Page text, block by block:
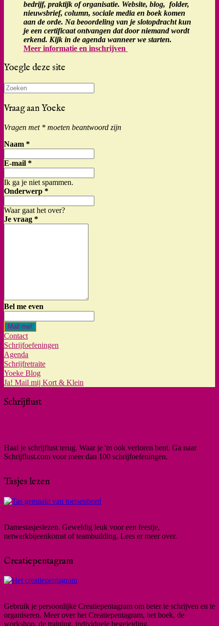
bedrijf, praktijk of organisatie. Website, blog, folder,
nieuwsbrief, column, sociale media en boek komen
aan de orde. Na beoordeling van je slotopdracht kun
je een certificaat ontvangen dat door niemand wordt
erkend. Kijk in de agenda wanneer we starten.
Meer informatie en inschrijven
Yoegle deze site
Zoeken
naar:
Vraag aan Yoeke
Vragen met * moeten beantwoord zijn
Naam *
E-mail *
Ik ga je niet spammen.
Onderwerp *
Waar gaat het over?
Je vraag *
Bel me even
Mail me!
Contact
Schrijfoefeningen
Agenda
Schrijfretraite
Yoeke Blog
Ja! Mail mij Kort & Klein
Schrijflust
Haal je schrijflust terug. Waar je 'm ook verloren bent. Ga naar
Schrijflust.com voor meer dan 100 schrijfoefeningen.
Tasjes lezen
Damestasjeslezen. Geweldig leuk voor een feestje,
netwerkbijeenkomst of teambuilding. Lees er meer over.
Creatiepentagram
Gebruik je persoonlijke Creatiepentagram om beter te schrijven en te
organiseren. Meer over het Creatiepentagram, het boek, de
workshop, de training, individuele begeleiding.